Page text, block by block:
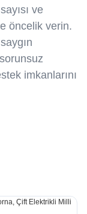
ve
öncelik verin.
imkanlarını